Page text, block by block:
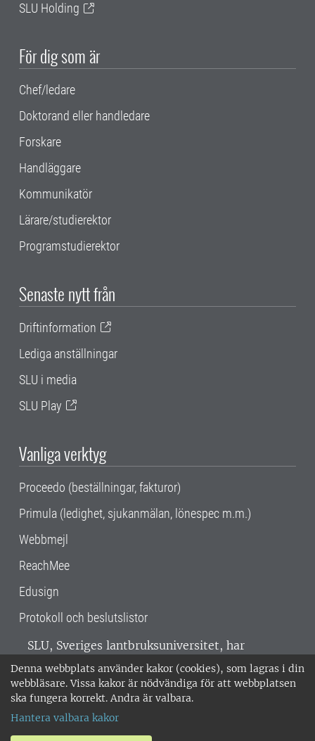
Denna webbplats använder kakor (cookies), som lagras i din
webbläsare. Vissa kakor är nödvändiga för att webbplatsen
ska fungera korrekt. Andra är valbara.
Hantera valbara kakor
SLU Holding
För dig som är
Chef/ledare
Doktorand eller handledare
Forskare
Handläggare
Kommunikatör
Lärare/studierektor
Programstudierektor
Senaste nytt från
Driftinformation
Lediga anställningar
SLU i media
SLU Play
Vanliga verktyg
Proceedo (beställningar, fakturor)
Primula (ledighet, sjukanmälan, lönespec m.m.)
Webbmejl
ReachMee
Edusign
Protokoll och beslutslistor
SLU, Sveriges lantbruksuniversitet, har
verksamhet över hela Sverige. Huvudorter är
Alnarp, Uppsala och Umeå.SLU är
miljöcertifierat enligt ISO 14001. •
018-67 10 00 • Org nr: 202100-2817 •